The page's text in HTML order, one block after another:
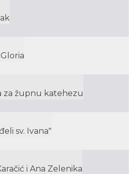
za župnu katehezu
sv. Ivana"
i Ana Zelenika